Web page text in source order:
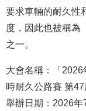
要求車輛的耐久性
度，因此也被稱為
之一。
大會名稱：「2026
時耐久公路賽 第47
舉辦日期：2026年